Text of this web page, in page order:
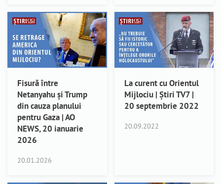
Fisură între
Netanyahu și Trump
din cauza planului
pentru Gaza | AO
NEWS, 20 ianuarie
2026
20.01.2026
La curent cu Orientul
Mijlociu | Știri TV7 |
20 septembrie 2022
20.09.2022